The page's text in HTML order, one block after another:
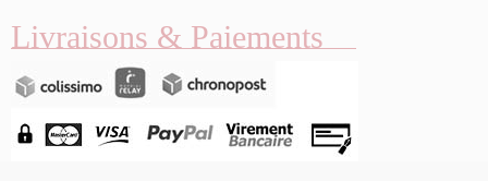
Livraisons & Paiements